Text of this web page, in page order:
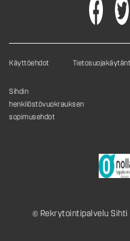
Käyttöehdot
Sihdin
henkilöstövuokrauksen
sopimusehdot
© Rekrytointipalvelu Sihti